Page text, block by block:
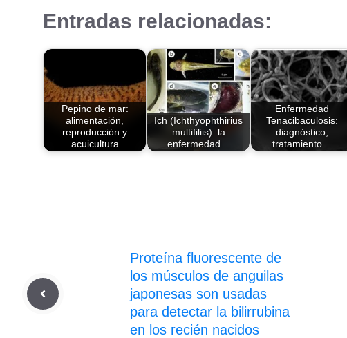
Entradas relacionadas:
Pepino de mar:
alimentación,
reproducción y
acuicultura
Ich (Ichthyophthirius
multifiliis): la
enfermedad…
Enfermedad
Tenacibaculosis:
diagnóstico,
tratamiento…
Proteína fluorescente de
los músculos de anguilas
japonesas son usadas
para detectar la bilirrubina
en los recién nacidos